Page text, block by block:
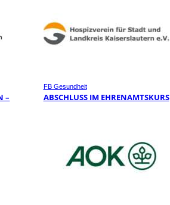
–
FB Gesundheit
ABSCHLUSS IM EHRENAMTSKURS